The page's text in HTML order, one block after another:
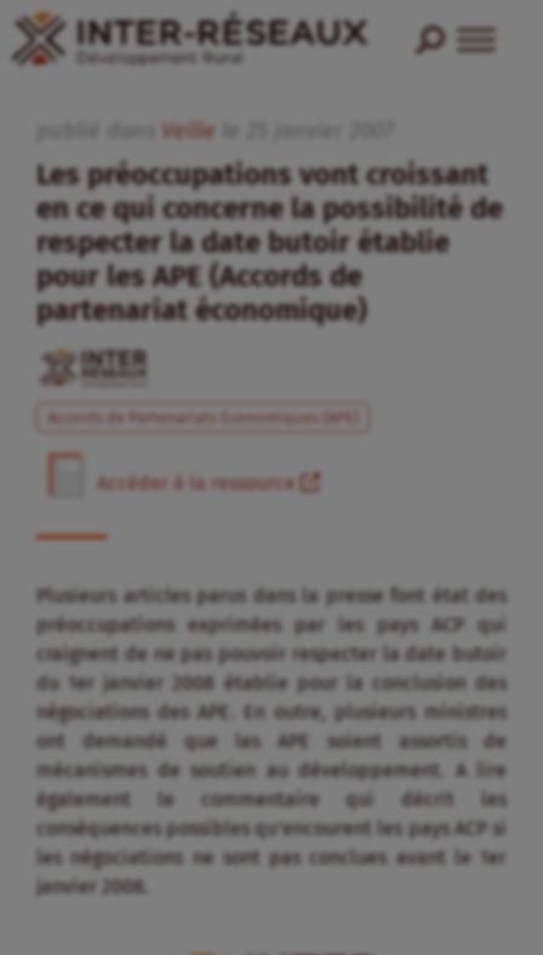
Veille
Les préoccupations vont croissant
en ce qui concerne la possibilité de
respecter la date butoir établie
pour les APE (Accords de
partenariat économique)
Accords de Partenariats Economiques (APE)
Accéder à la ressource
Plusieurs articles parus dans la presse font état des
préoccupations exprimées par les pays ACP qui
craignent de ne pas pouvoir respecter la date butoir
du 1er janvier 2008 établie pour la conclusion des
négociations des APE. En outre, plusieurs ministres
ont demandé que les APE soient assortis de
mécanismes de soutien au développement. A lire
également le commentaire qui décrit les
conséquences possibles qu’encourent les pays ACP si
les négociations ne sont pas conclues avant le 1er
janvier 2008.